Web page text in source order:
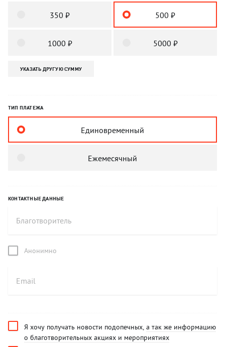
350 ₽ 500 ₽
1000 ₽ 5000 ₽
УКАЗАТЬ ДРУГУЮ СУММУ
ТИП ПЛАТЕЖА
Единовременный
Ежемесячный
КОНТАКТНЫЕ ДАННЫЕ
Анонимно
Я хочу получать новости подопечных, а так же информацию
о благотворительных акциях и мероприятиях